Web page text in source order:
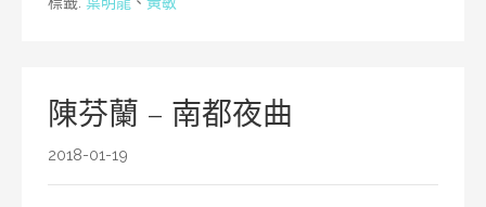
陳芬蘭 – 南都夜曲
2018-01-19